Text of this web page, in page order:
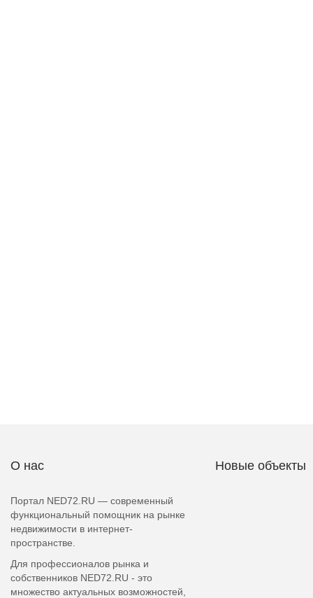
О нас
Портал NED72.RU — современный
функциональный помощник на рынке
недвижимости в интернет-
пространстве.
Для профессионалов рынка и
собственников NED72.RU - это
множество актуальных возможностей,
Новые объекты